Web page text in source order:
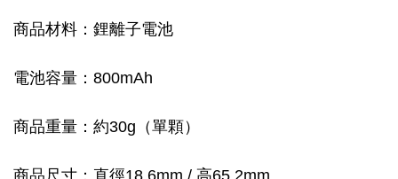
商品材料：鋰離子電池
電池容量：800mAh
商品重量：約30g（單顆）